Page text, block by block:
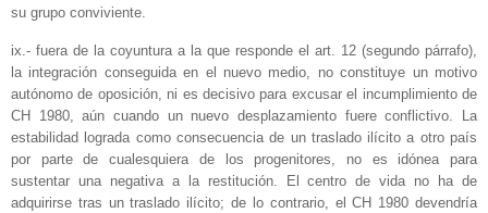
su grupo conviviente.
ix.- fuera de la coyuntura a la que responde el art. 12 (segundo párrafo),
la integración conseguida en el nuevo medio, no constituye un motivo
autónomo de oposición, ni es decisivo para excusar el incumplimiento de
CH 1980, aún cuando un nuevo desplazamiento fuere conflictivo. La
estabilidad lograda como consecuencia de un traslado ilícito a otro país
por parte de cualesquiera de los progenitores, no es idónea para
sustentar una negativa a la restitución. El centro de vida no ha de
adquirirse tras un traslado ilícito; de lo contrario, el CH 1980 devendría